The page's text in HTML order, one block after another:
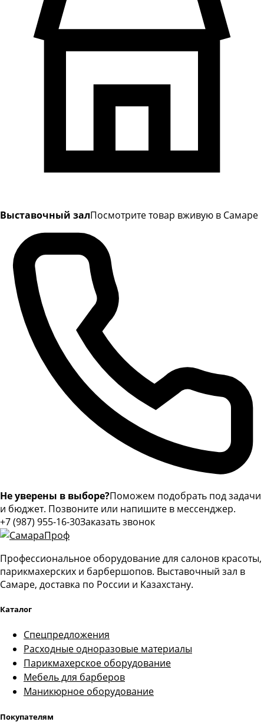
Выставочный залПосмотрите товар вживую в Самаре
Не уверены в выборе?Поможем подобрать под задачи
и бюджет. Позвоните или напишите в мессенджер.
+7 (987) 955-16-30Заказать звонок
Профессиональное оборудование для салонов красоты,
парикмахерских и барбершопов. Выставочный зал в
Самаре, доставка по России и Казахстану.
Каталог
Спецпредложения
Расходные одноразовые материалы
Парикмахерское оборудование
Мебель для барберов
Маникюрное оборудование
Покупателям